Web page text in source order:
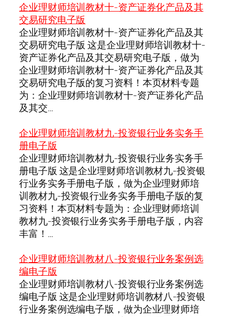
企业理财师培训教材十-资产证券化产品及其
交易研究电子版
企业理财师培训教材十-资产证券化产品及其
交易研究电子版 这是企业理财师培训教材十-
资产证券化产品及其交易研究电子版，做为
企业理财师培训教材十-资产证券化产品及其
交易研究电子版的复习资料！本页材料专题
为：企业理财师培训教材十-资产证券化产品
及其交…
企业理财师培训教材九-投资银行业务实务手
册电子版
企业理财师培训教材九-投资银行业务实务手
册电子版 这是企业理财师培训教材九-投资银
行业务实务手册电子版，做为企业理财师培
训教材九-投资银行业务实务手册电子版的复
习资料！本页材料专题为：企业理财师培训
教材九-投资银行业务实务手册电子版，内容
丰富！…
企业理财师培训教材八-投资银行业务案例选
编电子版
企业理财师培训教材八-投资银行业务案例选
编电子版 这是企业理财师培训教材八-投资银
行业务案例选编电子版，做为企业理财师培